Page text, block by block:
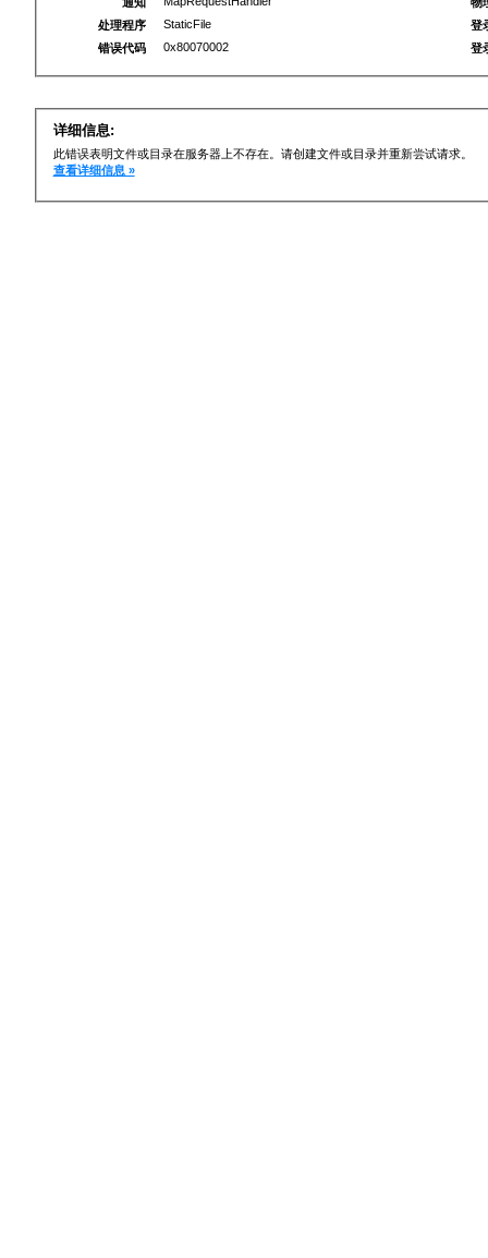
处理程序
StaticFile
错误代码
0x80070002
登
登
详细信息:
此错误表明文件或目录在服务器上不存在。请创建文件或目录并重新尝试请求。
查看详细信息 »